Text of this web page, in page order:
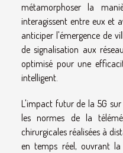
métamorphoser la
interagissent entre eux et
anticiper l'émergence de
de signalisation aux
optimisé pour une
intelligent.
L'impact futur de la 5G
les normes de la
chirurgicales réalisées à
en temps réel, ouvrant